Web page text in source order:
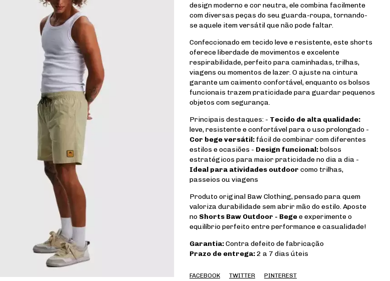
design moderno e cor neutra, ele combina facilmente
com diversas peças do seu guarda-roupa, tornando-
se aquele item versátil que não pode faltar.
Confeccionado em tecido leve e resistente, este shorts
oferece liberdade de movimentos e excelente
respirabilidade, perfeito para caminhadas, trilhas,
viagens ou momentos de lazer. O ajuste na cintura
garante um caimento confortável, enquanto os bolsos
funcionais trazem praticidade para guardar pequenos
objetos com segurança.
Principais destaques: - Tecido de alta qualidade:
leve, resistente e confortável para o uso prolongado -
Cor bege versátil: fácil de combinar com diferentes
estilos e ocasiões - Design funcional:bolsos
estratégicos para maior praticidade no dia a dia -
Ideal para atividades outdoor como trilhas,
passeios ou viagens
Produto original Baw Clothing, pensado para quem
valoriza durabilidade sem abrir mão do estilo. Aposte
no Shorts Baw Outdoor - Begee experimente o
equilíbrio perfeito entre performance e casualidade!
Garantia:Contra defeito de fabricação
Prazo de entrega:2 a 7 dias úteis
FACEBOOK TWITTER PINTEREST